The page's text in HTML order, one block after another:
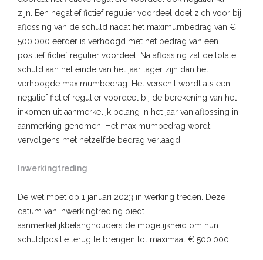
zijn. Een negatief fictief regulier voordeel doet zich voor bij
aflossing van de schuld nadat het maximumbedrag van €
500.000 eerder is verhoogd met het bedrag van een
positief fictief regulier voordeel. Na aflossing zal de totale
schuld aan het einde van het jaar lager zijn dan het
verhoogde maximumbedrag. Het verschil wordt als een
negatief fictief regulier voordeel bij de berekening van het
inkomen uit aanmerkelijk belang in het jaar van aflossing in
aanmerking genomen. Het maximumbedrag wordt
vervolgens met hetzelfde bedrag verlaagd.
Inwerkingtreding
De wet moet op 1 januari 2023 in werking treden. Deze
datum van inwerkingtreding biedt
aanmerkelijkbelanghouders de mogelijkheid om hun
schuldpositie terug te brengen tot maximaal € 500.000.